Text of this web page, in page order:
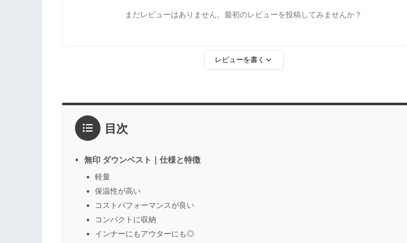
まだレビューはありません。最初のレビューを投稿してみませんか？
レビューを書く
2点
1点
感想*
目次
無印 ダウンベスト｜仕様と特徴
軽量
保温性が高い
コストパフォーマンスが良い
コンパクトに収納
インナーにもアウターにも◎